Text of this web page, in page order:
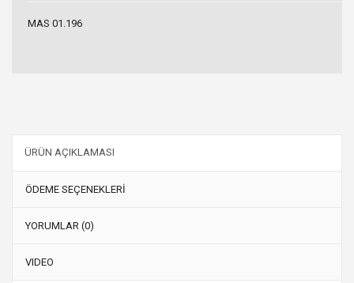
MAS 01.196
ÜRÜN AÇIKLAMASI
ÖDEME SEÇENEKLERİ
YORUMLAR (0)
VIDEO